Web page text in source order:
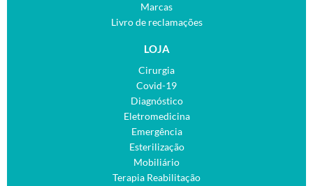
Marcas
Livro de reclamações
LOJA
Cirurgia
Covid-19
Diagnóstico
Eletromedicina
Emergência
Esterilização
Mobiliário
Terapia Reabilitação